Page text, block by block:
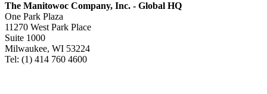
The Manitowoc Company, Inc. - Global HQ
One Park Plaza
11270 West Park Place
Suite 1000
Milwaukee, WI 53224
Tel: (1) 414 760 4600